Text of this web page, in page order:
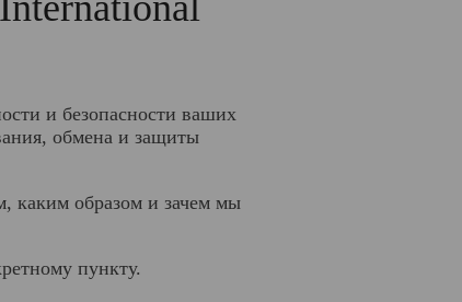
и безопасности ваших
обмена и защиты
каким образом и зачем мы
пункту.